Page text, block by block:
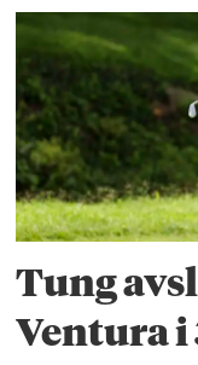
Tung
Ventura i